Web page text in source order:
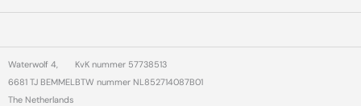
n
s
Waterwolf 4,
6681 TJ BEMMEL
The Netherlands
KvK nummer 57738513
BTW nummer NL852714087B01